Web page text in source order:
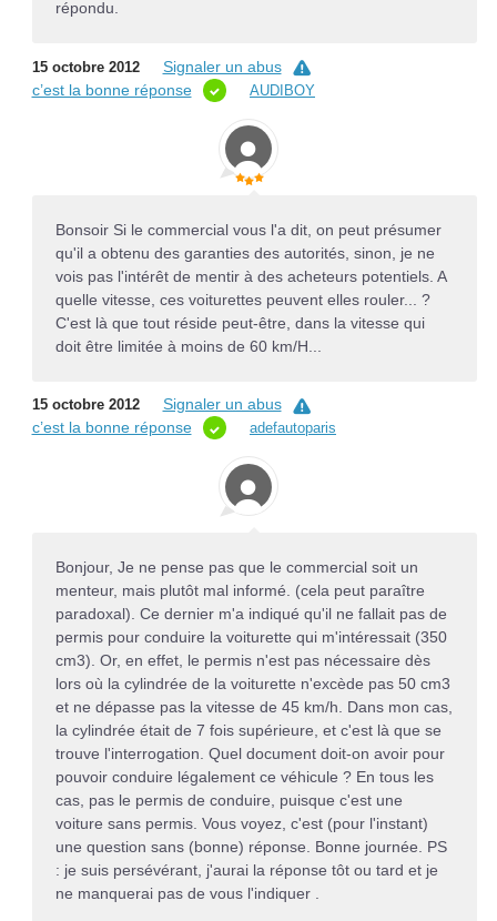
répondu.
15 octobre 2012
Signaler un abus
c’est la bonne réponse
AUDIBOY
Bonsoir Si le commercial vous l'a dit, on peut présumer
qu'il a obtenu des garanties des autorités, sinon, je ne
vois pas l'intérêt de mentir à des acheteurs potentiels. A
quelle vitesse, ces voiturettes peuvent elles rouler... ?
C'est là que tout réside peut-être, dans la vitesse qui
doit être limitée à moins de 60 km/H...
15 octobre 2012
Signaler un abus
c’est la bonne réponse
adefautoparis
Bonjour, Je ne pense pas que le commercial soit un
menteur, mais plutôt mal informé. (cela peut paraître
paradoxal). Ce dernier m'a indiqué qu'il ne fallait pas de
permis pour conduire la voiturette qui m'intéressait (350
cm3). Or, en effet, le permis n'est pas nécessaire dès
lors où la cylindrée de la voiturette n'excède pas 50 cm3
et ne dépasse pas la vitesse de 45 km/h. Dans mon cas,
la cylindrée était de 7 fois supérieure, et c'est là que se
trouve l'interrogation. Quel document doit-on avoir pour
pouvoir conduire légalement ce véhicule ? En tous les
cas, pas le permis de conduire, puisque c'est une
voiture sans permis. Vous voyez, c'est (pour l'instant)
une question sans (bonne) réponse. Bonne journée. PS
: je suis persévérant, j'aurai la réponse tôt ou tard et je
ne manquerai pas de vous l'indiquer .